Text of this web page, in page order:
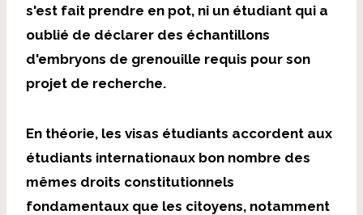
s'est fait prendre en pot, ni un étudiant qui a
oublié de déclarer des échantillons
d'embryons de grenouille requis pour son
projet de recherche.
En théorie, les visas étudiants accordent aux
étudiants internationaux bon nombre des
mêmes droits constitutionnels
fondamentaux que les citoyens, notamment